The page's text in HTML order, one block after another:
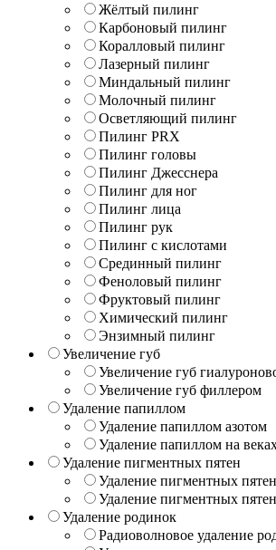
Жёлтый пилинг
Карбоновый пилинг
Коралловый пилинг
Лазерный пилинг
Миндальный пилинг
Молочный пилинг
Осветляющий пилинг
Пилинг PRX
Пилинг головы
Пилинг Джесснера
Пилинг для ног
Пилинг лица
Пилинг рук
Пилинг с кислотами
Срединный пилинг
Феноловый пилинг
Фруктовый пилинг
Химический пилинг
Энзимный пилинг
Увеличение губ
Увеличение губ
Увеличение губ филлером
Удаление папиллом
Удаление папиллом азотом
Удаление папиллом на
Удаление пигментных пятен
Удаление пигментных
Удаление пигментных
Удаление родинок
Радиоволновое удаление